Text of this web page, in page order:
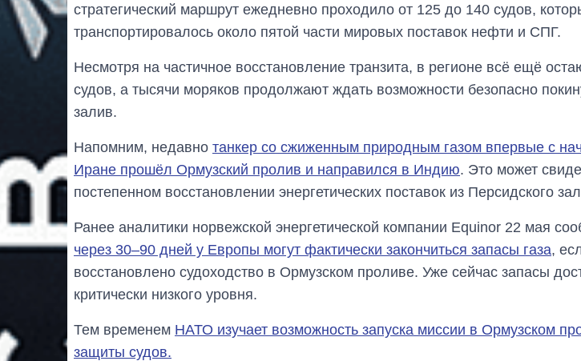
стратегический маршрут ежедневно проходило от 125 до 140 судов,
транспортировалось около пятой части мировых поставок нефти и СПГ.
Несмотря на частичное восстановление транзита, в регионе всё ещё
судов, а тысячи моряков продолжают ждать возможности безопасно
залив.
Напомним, недавно танкер со сжиженным природным газом впервые с
Иране прошёл Ормузский пролив и направился в Индию. Это может
постепенном восстановлении энергетических поставок из Персидского
Ранее аналитики норвежской энергетической компании Equinor 22 мая
через 30–90 дней у Европы могут фактически закончиться запасы газа,
восстановлено судоходство в Ормузском проливе. Уже сейчас запасы
критически низкого уровня.
Тем временем НАТО изучает возможность запуска миссии в Ормузском
защиты судов.